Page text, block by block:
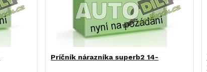
Príčník nárazníka superb2 14-